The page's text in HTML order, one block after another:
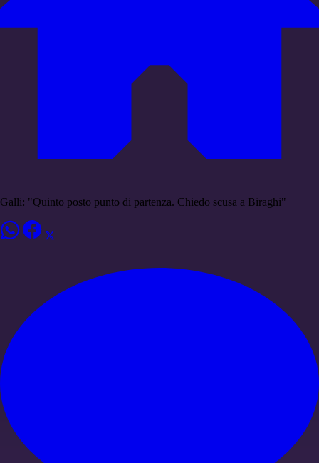
Galli: "Quinto posto punto di partenza. Chiedo scusa a Biraghi"